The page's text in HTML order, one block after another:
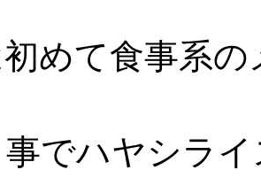
めて食事系
事でハヤシラ